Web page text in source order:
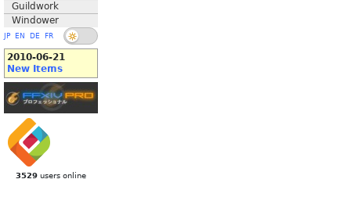
Guildwork
Windower
JP EN DE FR
2010-06-21
New Items
3529 users online